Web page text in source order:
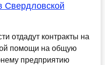
Свердловской
отдадут контракты на
помощи на общую
предприятию